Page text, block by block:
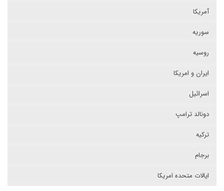
آمریکا
سوریه
روسیه
ایران و امریکا
اسرائیل
دونالد ترامپ
ترکیه
برجام
ایالات متحده امریکا